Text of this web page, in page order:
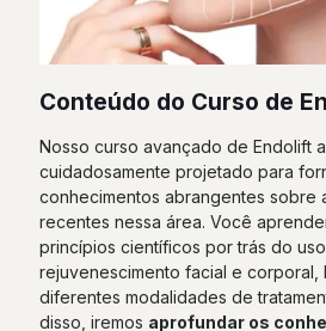
Conteúdo do Curso de
Nosso curso avançado de Endolift
cuidadosamente projetado para
conhecimentos abrangentes sobre
recentes nessa área. Você
princípios científicos por trás do
rejuvenescimento facial e corporal,
diferentes modalidades de
disso, iremos aprofundar os